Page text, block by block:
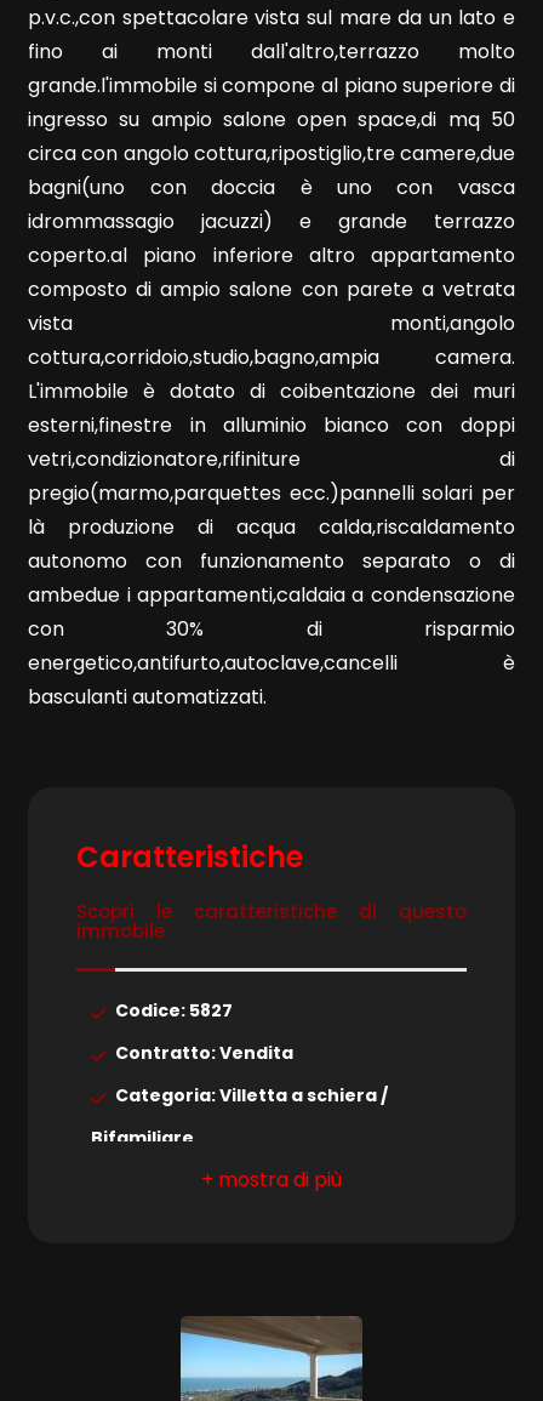
p.v.c.,con spettacolare vista sul mare da un lato e
fino ai monti dall'altro,terrazzo molto
grande.l'immobile si compone al piano superiore di
ingresso su ampio salone open space,di mq 50
circa con angolo cottura,ripostiglio,tre camere,due
bagni(uno con doccia è uno con vasca
idrommassagio jacuzzi) e grande terrazzo
coperto.al piano inferiore altro appartamento
composto di ampio salone con parete a vetrata
vista monti,angolo
cottura,corridoio,studio,bagno,ampia camera.
L'immobile è dotato di coibentazione dei muri
esterni,finestre in alluminio bianco con doppi
vetri,condizionatore,rifiniture di
pregio(marmo,parquettes ecc.)pannelli solari per
là produzione di acqua calda,riscaldamento
autonomo con funzionamento separato o di
ambedue i appartamenti,caldaia a condensazione
con 30% di risparmio
energetico,antifurto,autoclave,cancelli è
basculanti automatizzati.
Caratteristiche
Scopri le caratteristiche di questo
immobile
Codice: 5827
Contratto: Vendita
Categoria: Villetta a schiera /
Bifamiliare
Comune: Colonnella
Arredato: Arredato
Qualsiasi
2
3
4
5
5+
Bagni
minimi